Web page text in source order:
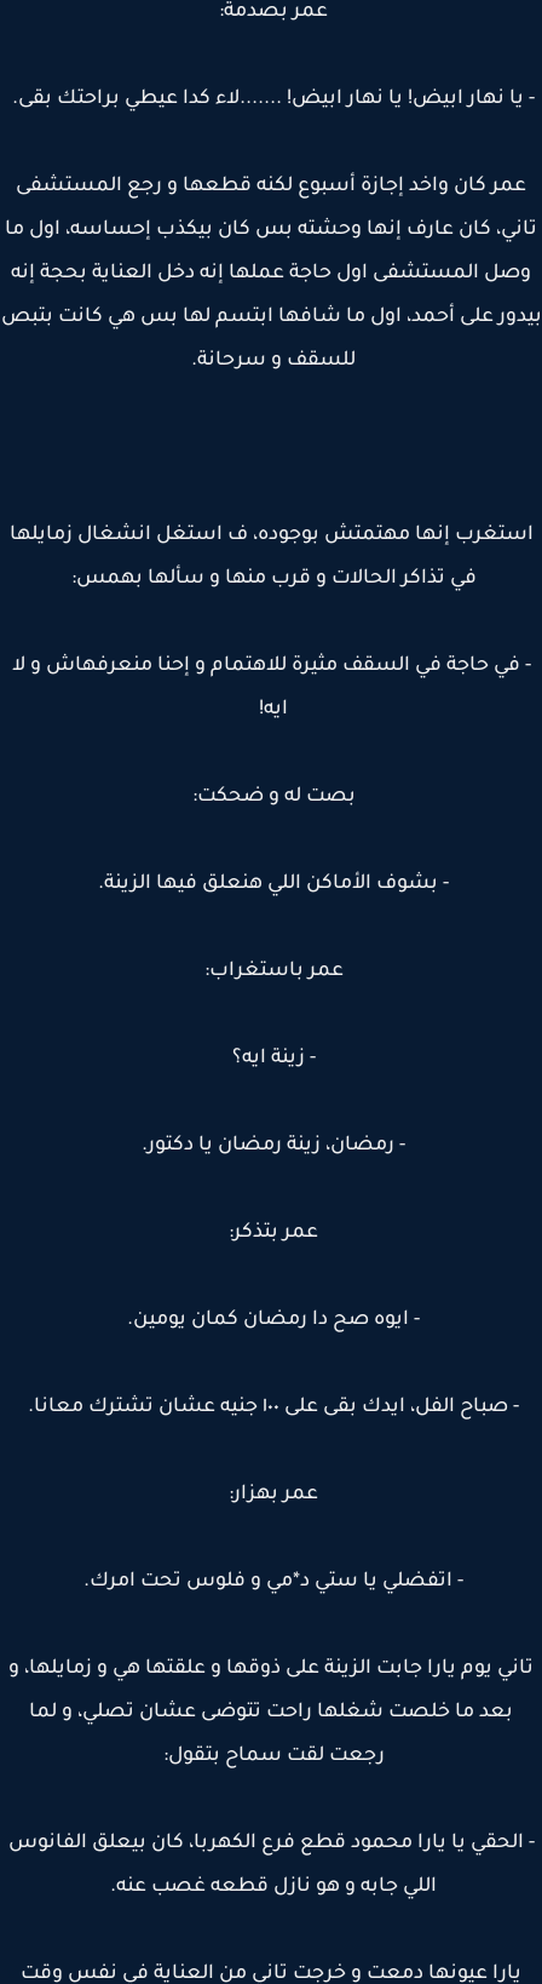
عمر بصدمة:
نهار ابيض! يا نهار ابيض! .......لاء كدا عيطي براحتك بقى.
كان واخد إجازة أسبوع لكنه قطعها و رجع المستشفى
كان عارف إنها وحشته بس كان بيكذب إحساسه، اول ما
المستشفى اول حاجة عملها إنه دخل العناية بحجة إنه
على أحمد، اول ما شافها ابتسم لها بس هي كانت بتبص
للسقف و سرحانة.
إنها مهتمتش بوجوده، ف استغل انشغال زمايلها
في تذاكر الحالات و قرب منها و سألها بهمس:
حاجة في السقف مثيرة للاهتمام و إحنا منعرفهاش و لا
ايه!
بصت له و ضحكت:
- بشوف الأماكن اللي هنعلق فيها الزينة.
عمر باستغراب:
- زينة ايه؟
- رمضان، زينة رمضان يا دكتور.
عمر بتذكر:
- ايوه صح دا رمضان كمان يومين.
- صباح الفل، ايدك بقى على ١٠٠ جنيه عشان تشترك معانا.
عمر بهزار:
- اتفضلي يا ستي د*مي و فلوس تحت امرك.
يوم يارا جابت الزينة على ذوقها و علقتها هي و زمايلها، و
بعد ما خلصت شغلها راحت تتوضى عشان تصلي، و لما
رجعت لقت سماح بتقول:
يا يارا محمود قطع فرع الكهربا، كان بيعلق الفانوس
اللي جابه و هو نازل قطعه غصب عنه.
يارا عيونها دمعت و خرجت تاني من العناية في نفس وقت